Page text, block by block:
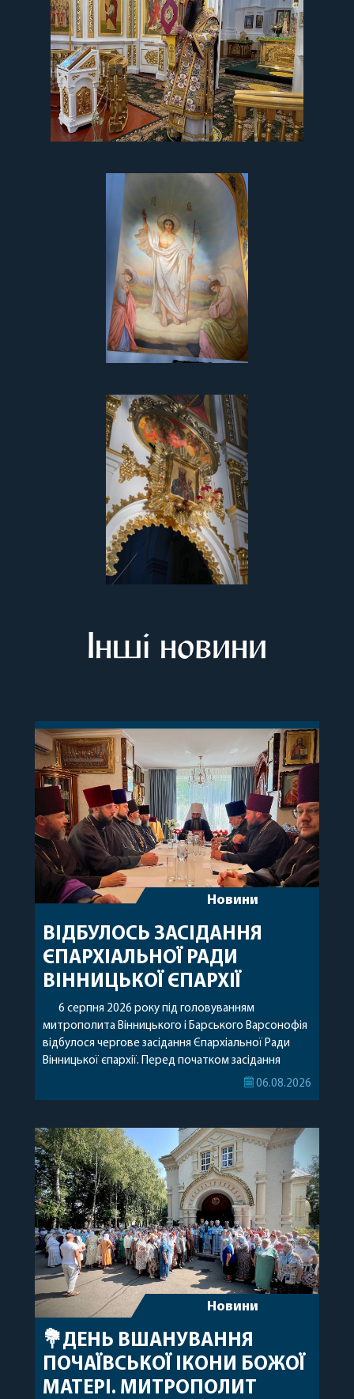
Інші новини
Новини
ВІДБУЛОСЬ ЗАСІДАННЯ
ЄПАРХІАЛЬНОЇ РАДИ
ВІННИЦЬКОЇ ЄПАРХІЇ
6 серпня 2026 року під головуванням
митрополита Вінницького і Барського Варсонофія
відбулося чергове засідання Єпархіальної Ради
Вінницької єпархії. Перед початком засідання
секретар Єпархіальної Ради від імені членів Ради
побажавши йому міцного здоров’я, Божої
допомоги, миру, духовної радості та
благословенних успіхів у подальшому
архіпастирському служінні. […]
06.08.2026
Новини
💐ДЕНЬ ВШАНУВАННЯ
ПОЧАЇВСЬКОЇ ІКОНИ БОЖОЇ
МАТЕРІ. МИТРОПОЛИТ